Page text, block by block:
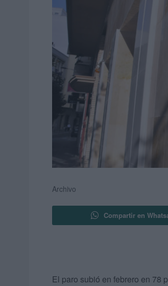
Archivo
Compartir en
El paro subió en febrero en 78